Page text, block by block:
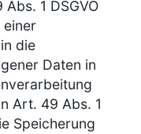
1 DSGVO
einer
die
Daten in
Art. 49 Abs. 1
Speicherung